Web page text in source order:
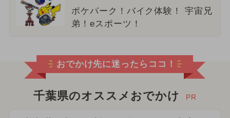
ポケパーク！バイク体験！ 宇宙兄
弟！eスポーツ！
おでかけ先に迷ったらココ！
千葉県のオススメおでかけ PR